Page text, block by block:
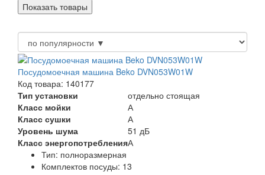
Посудомоечная машина Beko DVN053W01W
Код товара: 140177
Тип установки
отдельно стоящая
Класс мойки
А
Класс сушки
А
Уровень шума
51 дБ
Класс энергопотребленияА
Тип: полноразмерная
Комплектов посуды: 13